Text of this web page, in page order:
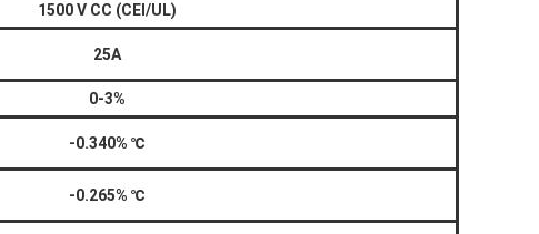
1500 V CC (CEI/UL)
25A
0-3%
-0.340% ℃
-0.265% ℃